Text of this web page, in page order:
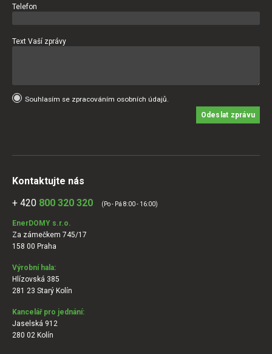
Telefon
Text Vaší zprávy
Souhlasím se zpracováním osobních údajů.
Odeslat zprávu
Kontaktujte nás
+ 420 800 320 320 (Po - Pá 8:00 - 16:00)
EnerDOMY s.r.o.
Za zámečkem 745/17
158 00 Praha
Výrobní hala:
Hlízovská 385
281 23 Starý Kolín
Kancelář pro jednání:
Jaselská 912
280 02 Kolín